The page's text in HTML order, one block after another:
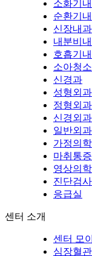
소화기
순환기
신장내과
내분비
호흡기
소아청
신경과
성형외과
정형외과
신경외과
일반외과
가정의
마취통
영상의
진단검
응급실
센터 소개
센터 모
심장혈